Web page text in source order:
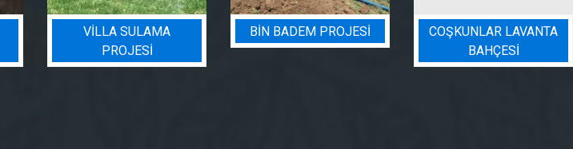
BIN BADEM PROJESI
COŞKUNLAR LAVANTA
BAHÇESİ
BADEM BAHÇESI
SULAMA PROJESI